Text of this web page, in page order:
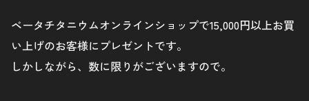
ベータチタニウムオンラインショップで15,000円以上お買
い上げのお客様にプレゼントです。
しかしながら、数に限りがございますので。